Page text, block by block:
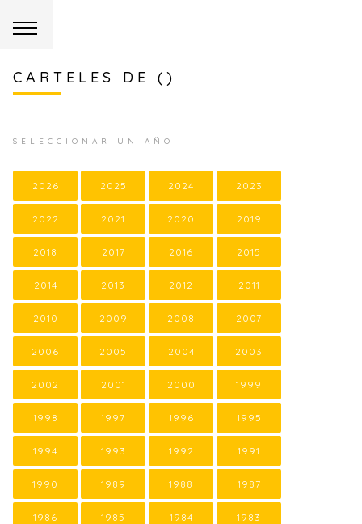
CARTELES DE ()
SELECCIONAR UN AÑO
2026 2025 2024 2023
2022 2021 2020 2019
2018 2017 2016 2015
2014 2013 2012 2011
2010 2009 2008 2007
2006 2005 2004 2003
2002 2001 2000 1999
1998 1997 1996 1995
1994 1993 1992 1991
1990 1989 1988 1987
1986 1985 1984 1983